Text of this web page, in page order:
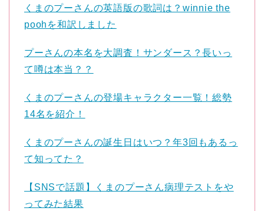
くまのプーさんの英語版の歌詞は？winnie the
poohを和訳しました
プーさんの本名を大調査！サンダース？長いっ
て噂は本当？？
くまのプーさんの登場キャラクター一覧！総勢
14名を紹介！
くまのプーさんの誕生日はいつ？年3回もあるっ
て知ってた？
【SNSで話題】くまのプーさん病理テストをや
ってみた結果